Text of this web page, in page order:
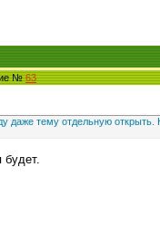
№63
даже тему отдельную открыть.
будет.